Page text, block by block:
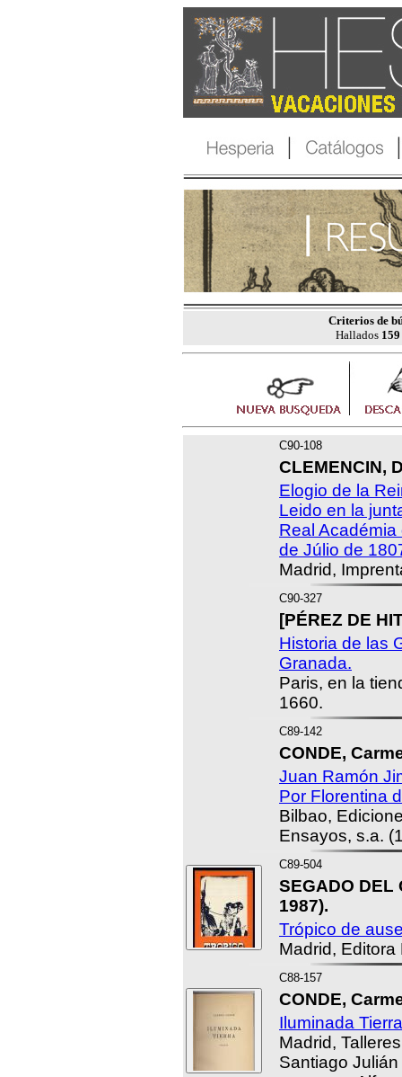
Criterios de
Hallados 159
C90-108
CLEMENCIN,
Elogio de la
Leido en la
Real
de Júlio de
Madrid,
C90-327
[PÉREZ DE
Historia de las
Granada.
Paris, en la
1660.
C89-142
CONDE,
Juan Ramón
Por Florentina
Bilbao,
Ensayos, s.a.
C89-504
SEGADO DEL
1987).
Trópico de
Madrid,
C88-157
CONDE,
Iluminada
Madrid,
Santiago